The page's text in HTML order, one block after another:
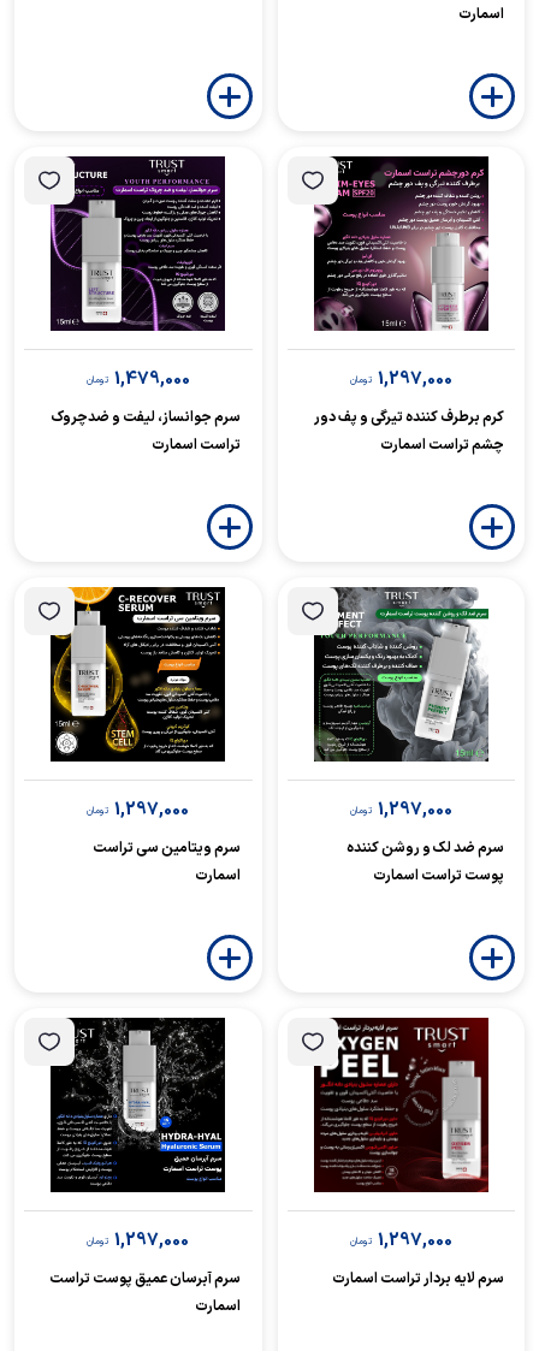
اسمارت
1,297,000 تومان
کرم برطرف کننده تیرگی و پف دور
چشم تراست اسمارت
1,479,000 تومان
سرم جوانساز، لیفت و ضدچروک
تراست اسمارت
1,297,000 تومان
سرم ضد لک و روشن کننده
پوست تراست اسمارت
1,297,000 تومان
سرم ویتامین سی تراست
اسمارت
1,297,000 تومان
سرم لایه بردار تراست اسمارت
1,297,000 تومان
سرم آبرسان عمیق پوست تراست
اسمارت